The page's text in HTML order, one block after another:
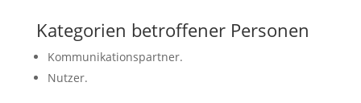
Kategorien betroffener Personen
Kommunikationspartner.
Nutzer.